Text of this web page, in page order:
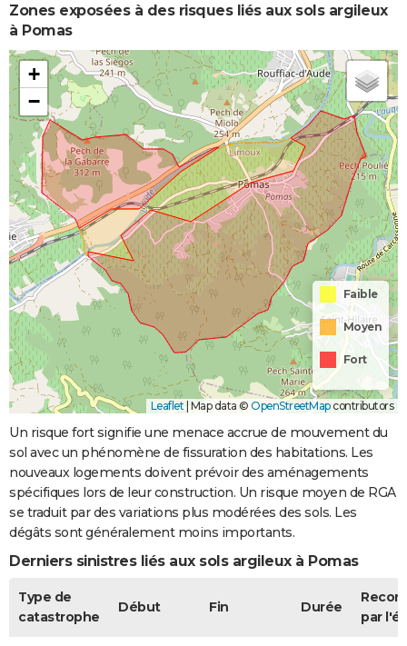
Zones exposées à des risques liés aux sols argileux
à Pomas
+
−
Faible
Moyen
Fort
Leaflet | Map data © OpenStreetMapcontributors
Un risque fort signifie une menace accrue de mouvement du
sol avec un phénomène de fissuration des habitations. Les
nouveaux logements doivent prévoir des aménagements
spécifiques lors de leur construction. Un risque moyen de RGA
se traduit par des variations plus modérées des sols. Les
dégâts sont généralement moins importants.
Derniers sinistres liés aux sols argileux à Pomas
Type de
catastrophe
Début Fin Durée
par